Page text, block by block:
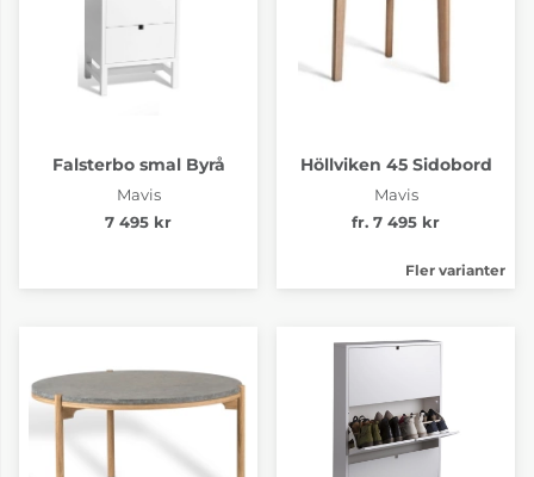
Falsterbo smal Byrå
Mavis
7 495 kr
Höllviken 45 Sidobord
Mavis
fr. 7 495 kr
Fler varianter